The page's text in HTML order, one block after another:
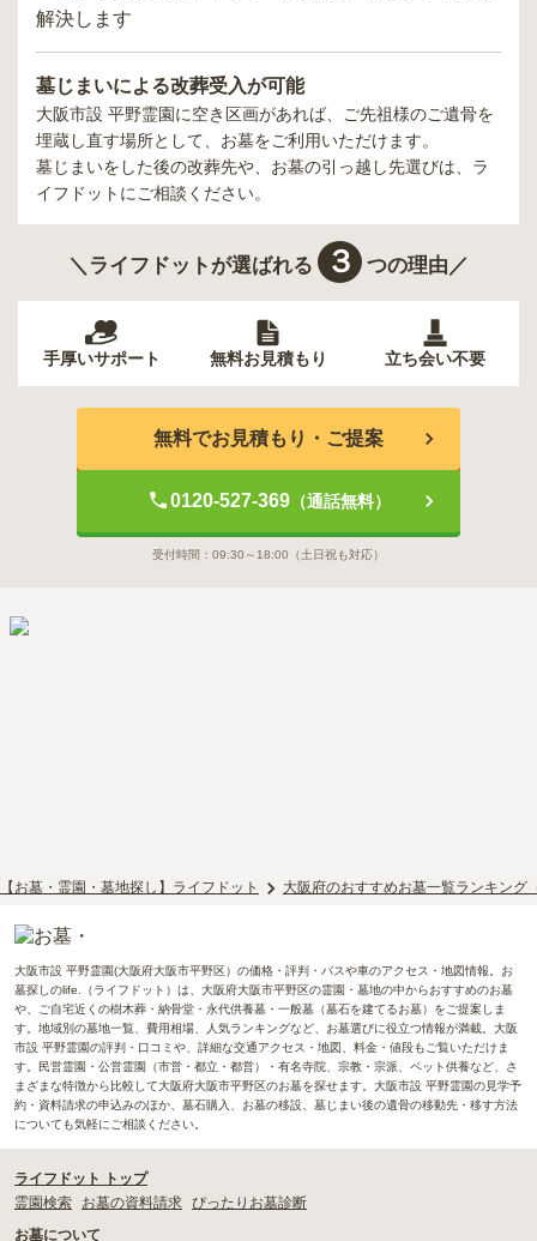
解決します
墓じまいによる改葬受入が可能
大阪市設 平野霊園に空き区画があれば、ご先祖様のご遺骨を
埋蔵し直す場所として、お墓をご利用いただけます。
墓じまいをした後の改葬先や、お墓の引っ越し先選びは、ラ
イフドットにご相談ください。
＼ライフドットが選ばれる ３ つの理由／
手厚いサポート 無料お見積もり 立ち会い不要
無料でお見積もり・ご提案
0120-527-369（通話無料）
受付時間： 09:30～18:00 （土日祝も対応）
【お墓・霊園・墓地探し】ライフドット 大阪府のおすすめお墓一覧ランキング
大阪市設 平野霊園(大阪府大阪市平野区）の価格・評判・バスや車のアクセス・地図情報。お
墓探しのlife.（ライフドット）は、大阪府大阪市平野区の霊園・墓地の中からおすすめのお墓
や、ご自宅近くの樹木葬・納骨堂・永代供養墓・一般墓（墓石を建てるお墓）をご提案しま
す。地域別の墓地一覧、費用相場、人気ランキングなど、お墓選びに役立つ情報が満載。大阪
市設 平野霊園の評判・口コミや、詳細な交通アクセス・地図、料金・値段もご覧いただけま
す。民営霊園・公営霊園（市営・都立・都営）・有名寺院、宗教・宗派、ペット供養など、さ
まざまな特徴から比較して大阪府大阪市平野区のお墓を探せます。大阪市設 平野霊園の見学予
約・資料請求の申込みのほか、墓石購入、お墓の移設、墓じまい後の遺骨の移動先・移す方法
についても気軽にご相談ください。
ライフドット トップ
霊園検索
お墓の資料請求 ぴったりお墓診断
お墓について